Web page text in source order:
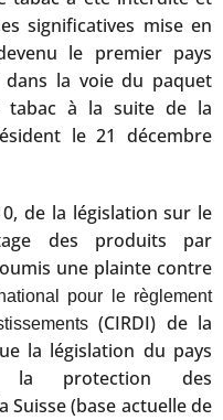
significatives mise en
le premier pays
dans la voie du paquet
à la suite de la
le 21 décembre
de la législation sur le
des produits par
une plainte contre
pour le règlement
(CIRDI) de la
la législation du pays
protection des
Suisse (base actuelle de